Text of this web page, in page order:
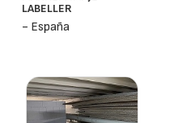
LABELLER
- España